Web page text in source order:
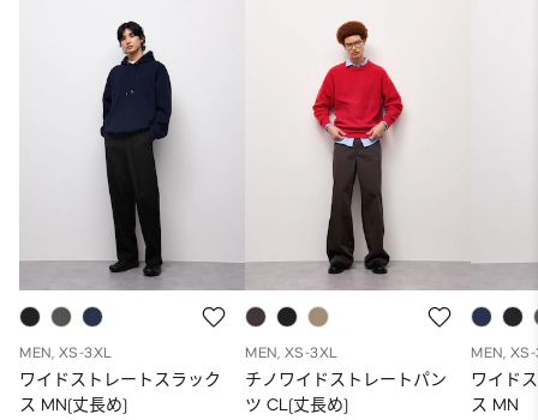
MEN, XS-3XL
ワイドストレートスラック
ス MN(丈長め)
MEN, XS-3XL
チノワイドストレートパン
ツ CL(丈長め)
MEN,
ワイド
ス MN